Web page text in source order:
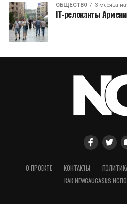
ОБЩЕСТВО 3 месяца
IT-релоканты
О ПРОЕКТЕ КОНТАКТЫ
КАК NEWCAUCASUS